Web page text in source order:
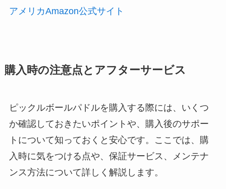
アメリカAmazon公式サイト
購入時の注意点とアフターサービス
ピックルボールパドルを購入する際には、いくつ
か確認しておきたいポイントや、購入後のサポー
トについて知っておくと安心です。ここでは、購
入時に気をつける点や、保証サービス、メンテナ
ンス方法について詳しく解説します。